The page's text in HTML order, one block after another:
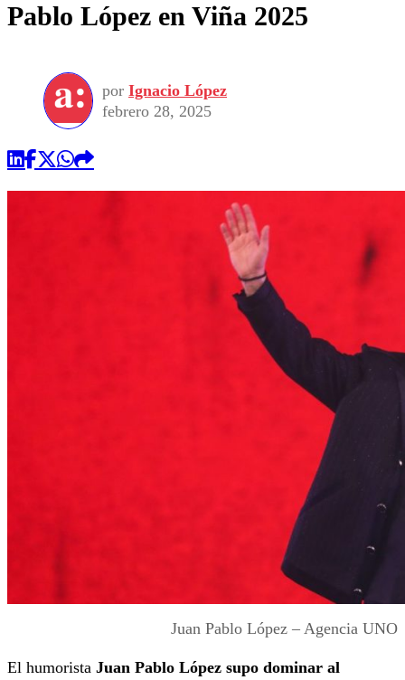
Pablo López en Viña 2025
por Ignacio López
febrero 28, 2025
Juan Pablo López – Agencia UNO
El humorista Juan Pablo López supo dominar al